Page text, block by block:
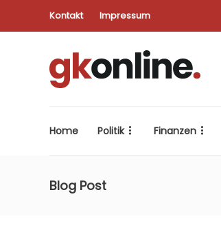
Kontakt Impressum
Home Politik Finanzen
Blog Post